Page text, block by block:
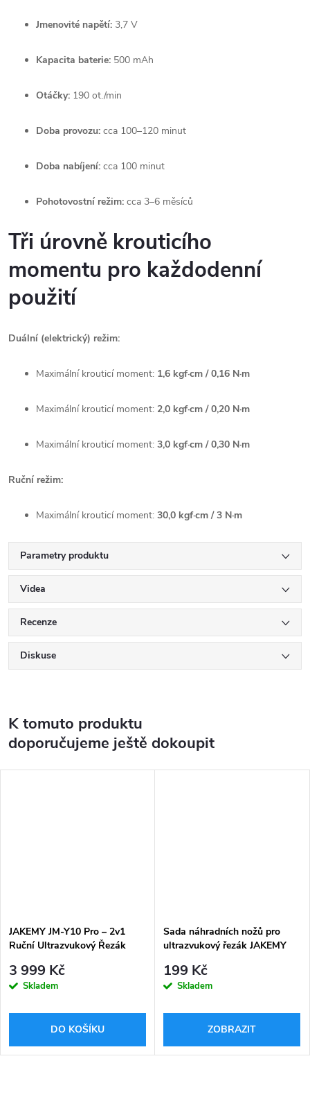
Jmenovité napětí: 3,7 V
Kapacita baterie: 500 mAh
Otáčky: 190 ot./min
Doba provozu: cca 100–120 minut
Doba nabíjení: cca 100 minut
Pohotovostní režim: cca 3–6 měsíců
Tři úrovně krouticího
momentu pro každodenní
použití
Duální (elektrický) režim:
Maximální krouticí moment: 1,6 kgf·cm / 0,16 N·m
Maximální krouticí moment: 2,0 kgf·cm / 0,20 N·m
Maximální krouticí moment: 3,0 kgf·cm / 0,30 N·m
Ruční režim:
Maximální krouticí moment: 30,0 kgf·cm / 3 N·m
Parametry produktu
Videa
Recenze
Diskuse
K tomuto produktu
doporučujeme ještě dokoupit
JAKEMY JM-Y10 Pro – 2v1
Ruční Ultrazvukový Řezák
3 999 Kč
Skladem
DO KOŠÍKU
Sada náhradních nožů pro
ultrazvukový řezák JAKEMY
199 Kč
Skladem
ZOBRAZIT